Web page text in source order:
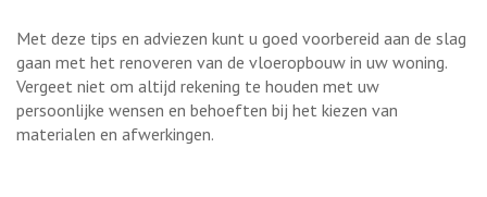
Met deze tips en adviezen kunt u goed voorbereid aan de slag
gaan met het renoveren van de vloeropbouw in uw woning.
Vergeet niet om altijd rekening te houden met uw
persoonlijke wensen en behoeften bij het kiezen van
materialen en afwerkingen.